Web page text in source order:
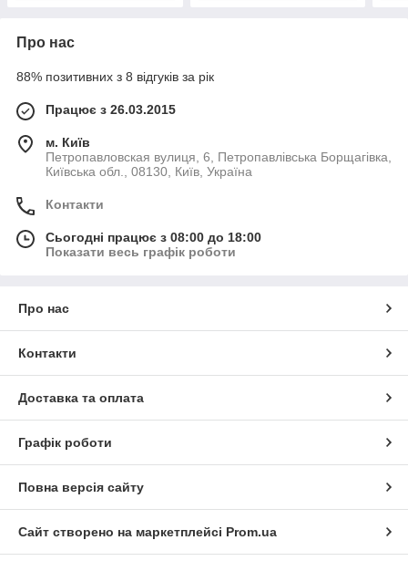
Про нас
88% позитивних з 8 відгуків за рік
Працює з 26.03.2015
м. Київ
Петропавловская вулиця, 6, Петропавлівська Борщагівка,
Київська обл., 08130, Київ, Україна
Контакти
Сьогодні працює з 08:00 до 18:00
Показати весь графік роботи
Про нас
Контакти
Доставка та оплата
Графік роботи
Повна версія сайту
Сайт створено на маркетплейсі Prom.ua